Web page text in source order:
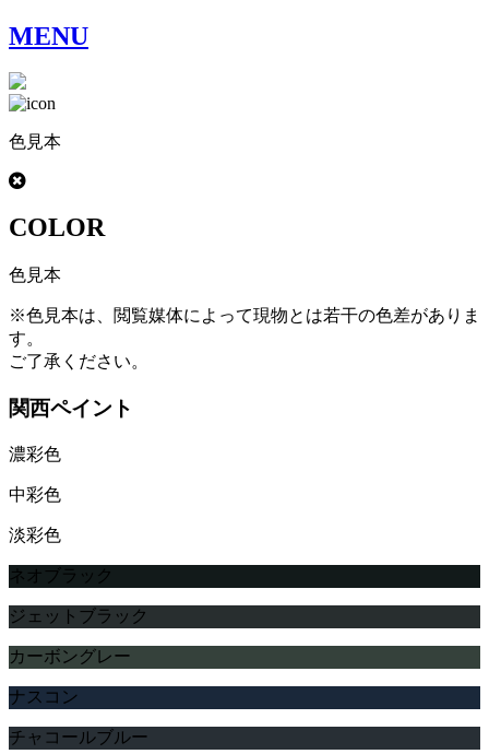
MENU
色見本
COLOR
色見本
※色見本は、閲覧媒体によって現物とは若干の色差がありま
す。
ご了承ください。
関西ペイント
濃彩色
中彩色
淡彩色
ネオブラック
ジェットブラック
カーボングレー
ナスコン
チャコールブルー